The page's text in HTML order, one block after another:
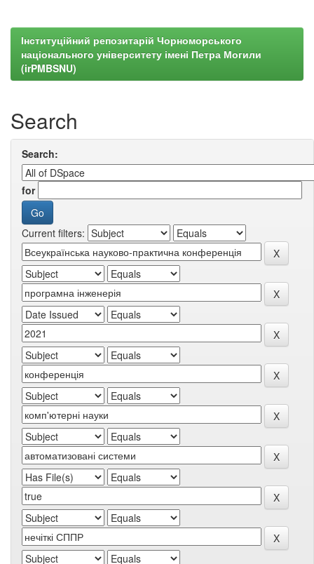
Інституційний репозитарій Чорноморського
національного університету імені Петра Могили
(irPMBSNU)
Search
Search:
for
Current filters: